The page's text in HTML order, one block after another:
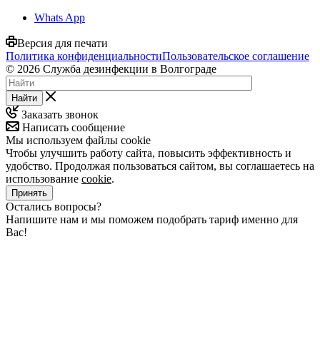
Whats App
Версия для печати
Политика конфиденциальностиПользовательское соглашение
© 2026 Служба дезинфекции в Волгограде
Найти
Заказать звонок
Написать сообщение
Мы используем файлы cookie
Чтобы улучшить работу сайта, повысить эффективность и
удобство. Продолжая пользоваться сайтом, вы соглашаетесь на
использование cookie.
Принять
Остались вопросы?
Напишите нам и мы поможем подобрать тариф именно для
Вас!